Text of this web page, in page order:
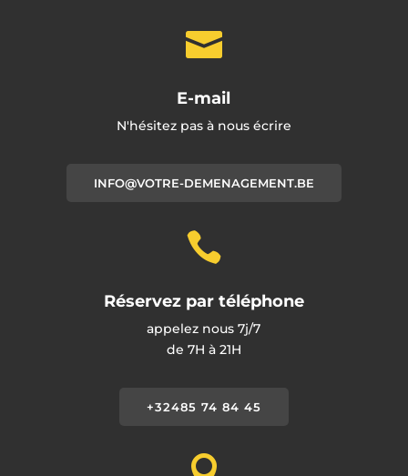

E-mail
N'hésitez pas à nous écrire
INFO@VOTRE-DEMENAGEMENT.BE

Réservez par téléphone
appelez nous 7j/7
de 7H à 21H
+32485 74 84 45